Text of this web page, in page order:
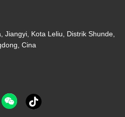
Jiangyi, Kota Leliu, Distrik Shunde,
Cina